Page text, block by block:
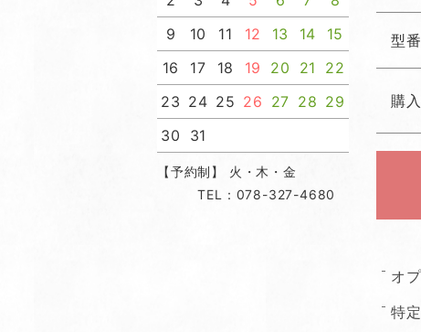
型番
購
オ
特
9
10 11 12 13 14
15
16
17 18 19 20 21
22
23 24 25 26 27 28 29
30
31
【予約制】 火・木・金
TEL：078-327-4680